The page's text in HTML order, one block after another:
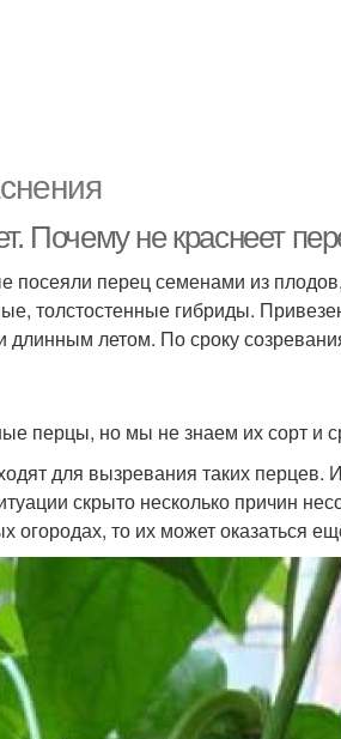
Почему не краснеет
посеяли перец семенами из
толстостенные гибриды.
летом. По сроку
перцы, но мы не знаем их сорт и
для вызревания таких перцев.
скрыто несколько причин
огородах, то их может оказаться